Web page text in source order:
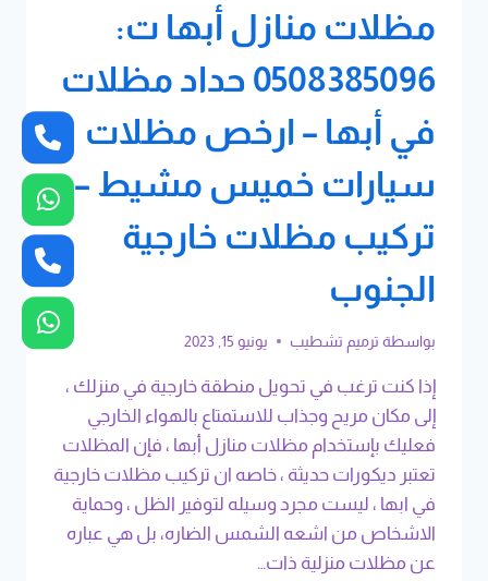
مظلات منازل أبها ت:
0508385096 حداد مظلات
في أبها – ارخص مظلات
سيارات خميس مشيط –
تركيب مظلات خارجية
الجنوب
بواسطة ترميم تشطيب يونيو 15, 2023
إذا كنت ترغب في تحويل منطقة خارجية في منزلك ،
إلى مكان مريح وجذاب للاستمتاع بالهواء الخارجي
فعليك بإستخدام مظلات منازل أبها ، فإن المظلات
تعتبر ديكورات حديثة ، خاصه ان تركيب مظلات خارجية
في ابها ، ليست مجرد وسيله لتوفير الظل ، وحماية
الاشخاص من اشعه الشمس الضاره، بل هي عباره
عن مظلات منزلية ذات…